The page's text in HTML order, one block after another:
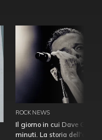
ROCK NEWS
Il giorno in cui Dave
minuti. La storia